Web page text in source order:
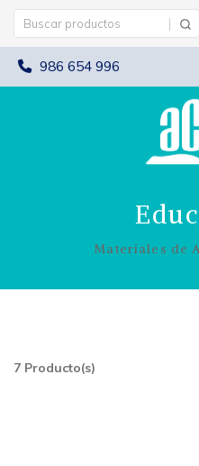
986 654 996
Materiales de
7 Producto(s)